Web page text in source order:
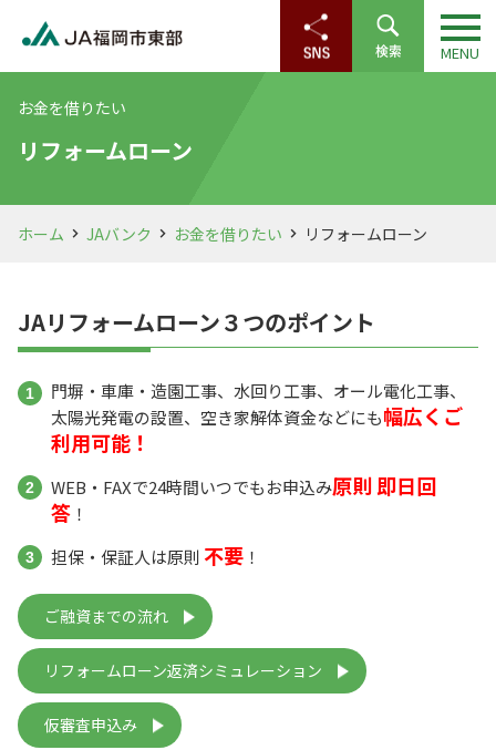
お金を借りたい
リフォームローン
ホーム JAバンク お金を借りたい リフォームローン
JAリフォームローン３つのポイント
門塀・車庫・造園工事、水回り工事、オール電化工事、
太陽光発電の設置、空き家解体資金などにも幅広くご
利用可能！
WEB・FAXで24時間いつでもお申込み原則 即日回
答 ！
担保・保証人は原則 不要 ！
ご融資までの流れ
リフォームローン返済シミュレーション
仮審査申込み